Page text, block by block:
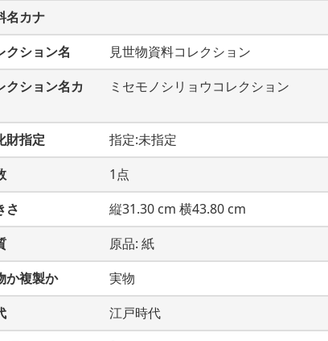
名カナ
クション名
見世物資料コレクション
クション名カ
ミセモノシリョウコレクション
財指定
指定:未指定
1点
さ
縦31.30 cm 横43.80 cm
原品: 紙
か複製か
実物
江戸時代